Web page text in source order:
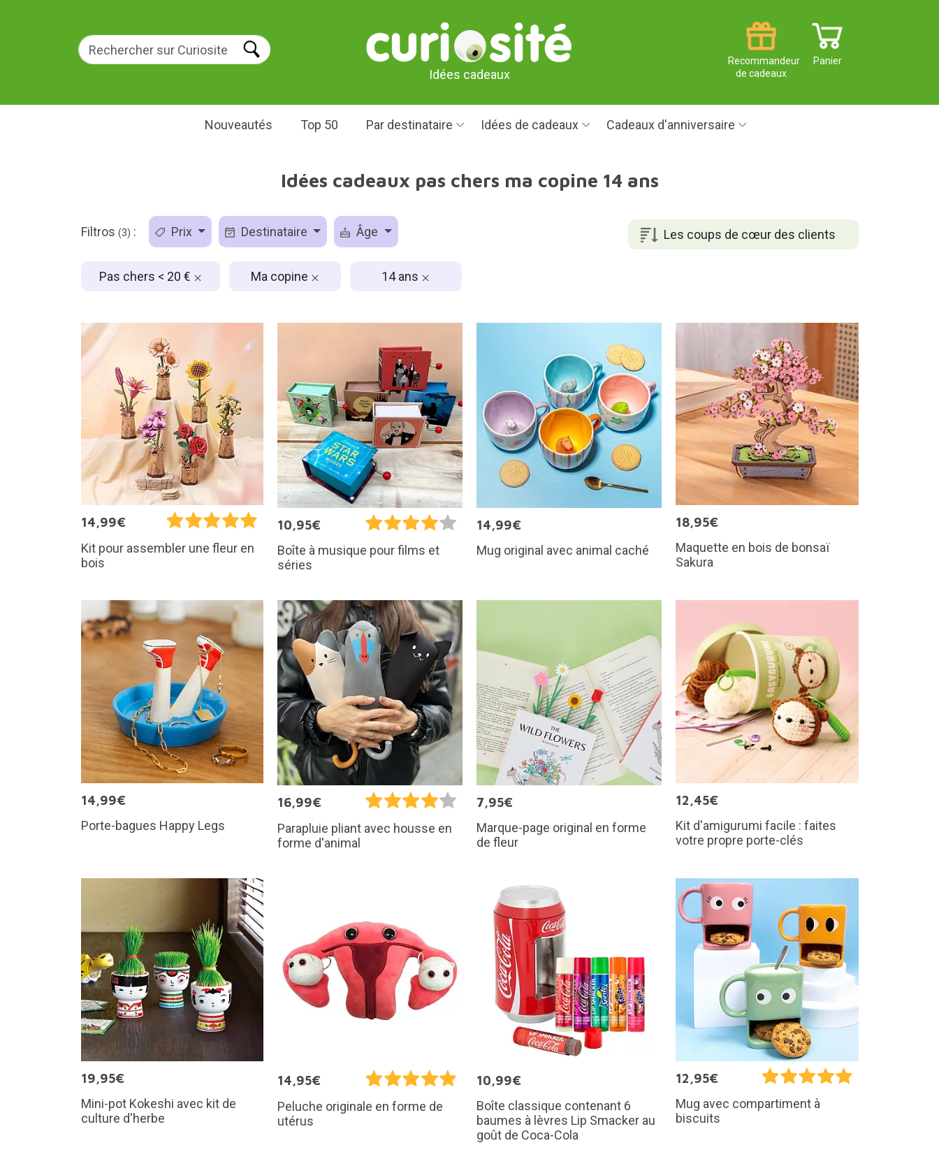
Idées cadeaux
Panier
Recommandeur
de cadeaux
Nouveautés Top 50 Par destinataire Idées de cadeaux Cadeaux d'anniversaire
Idées cadeaux pas chers ma copine 14 ans
Les coups de cœur des clients
Filtros (3) : Prix Destinataire Âge
Pas chers < 20 € Ma copine 14 ans
14,99€
Kit pour assembler une fleur en
bois
10,95€
Boîte à musique pour films et
séries
14,99€
Mug original avec animal caché
18,95€
Maquette en bois de bonsaï
Sakura
14,99€
Porte-bagues Happy Legs
16,99€
Parapluie pliant avec housse en
forme d'animal
7,95€
Marque-page original en forme
de fleur
12,45€
Kit d'amigurumi facile : faites
votre propre porte-clés
19,95€
Mini-pot Kokeshi avec kit de
culture d'herbe
14,95€
Peluche originale en forme de
utérus
10,99€
Boîte classique contenant 6
baumes à lèvres Lip Smacker au
goût de Coca-Cola
12,95€
Mug avec compartiment à
biscuits